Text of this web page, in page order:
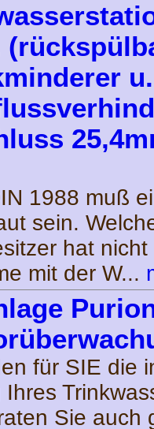
u.
1988 muß
sein.
hat nicht
mit der W...
für SIE die
Ihres
Sie auch